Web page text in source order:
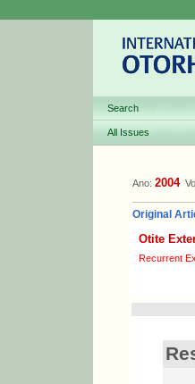
Search
All Issues
Ano: 2004
Original
Otite
Recurrent